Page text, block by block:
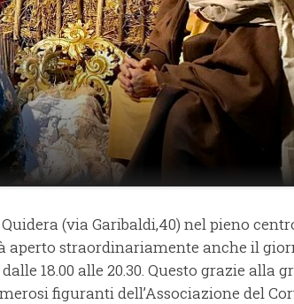
(via Garibaldi,40) nel pieno
aperto straordinariamente anche il
18.00 alle 20.30. Questo grazie alla
figuranti dell’Associazione del